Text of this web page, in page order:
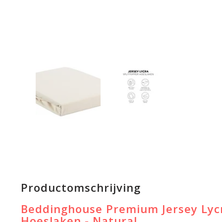
Productomschrijving
Beddinghouse Premium Jersey